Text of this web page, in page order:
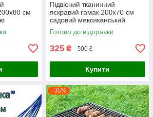
см
Підвісний тканинний
яскравий гамак 200х70 см
садовий мексиканський
туристичний для дому дачі та
туризму з чохлом
Готово до відправки
325 ₴ 500 ₴
Купити
–35%